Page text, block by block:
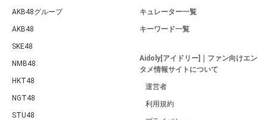
AKB48グループ
AKB48
SKE48
NMB48
HKT48
NGT48
STU48
キュレーター一覧
キーワード一覧
Aidoly[アイドリー]｜ファン向けエン
タメ情報サイトについて
運営者
利用規約